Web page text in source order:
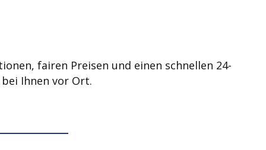
fairen Preisen und einen schnellen 24-
Ihnen vor Ort.